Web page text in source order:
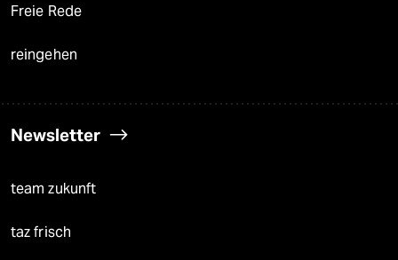
Freie Rede
reingehen
Newsletter
team zukunft
taz frisch